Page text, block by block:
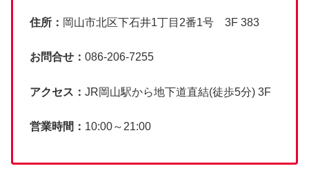
住所： 岡山市北区下石井1丁目2番1号 3F 383
お問合せ： 086-206-7255
アクセス： JR岡山駅から地下道直結(徒歩5分) 3F
営業時間： 10:00～21:00